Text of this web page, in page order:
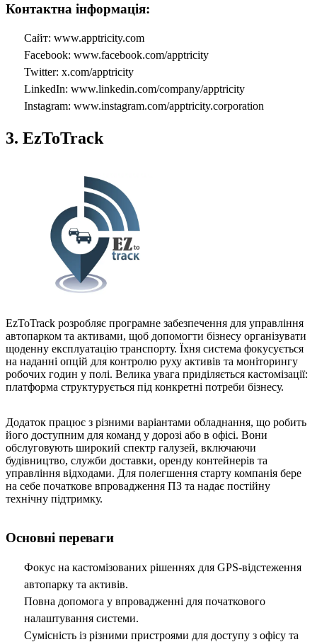
Контактна інформація:
Сайт: www.apptricity.com
Facebook: www.facebook.com/apptricity
Twitter: x.com/apptricity
LinkedIn: www.linkedin.com/company/apptricity
Instagram: www.instagram.com/apptricity.corporation
3. EzToTrack
EzToTrack розробляє програмне забезпечення для управління
автопарком та активами, щоб допомогти бізнесу організувати
щоденну експлуатацію транспорту. Їхня система фокусується
на наданні опцій для контролю руху активів та моніторингу
робочих годин у полі. Велика увага приділяється кастомізації:
платформа структурується під конкретні потреби бізнесу.
Додаток працює з різними варіантами обладнання, що робить
його доступним для команд у дорозі або в офісі. Вони
обслуговують широкий спектр галузей, включаючи
будівництво, служби доставки, оренду контейнерів та
управління відходами. Для полегшення старту компанія бере
на себе початкове впровадження ПЗ та надає постійну
технічну підтримку.
Основні переваги
Фокус на кастомізованих рішеннях для GPS-відстеження
автопарку та активів.
Повна допомога у впровадженні для початкового
налаштування системи.
Сумісність із різними пристроями для доступу з офісу та